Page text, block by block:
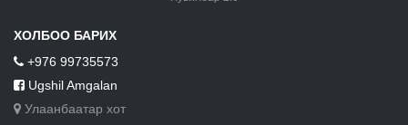
ХОЛБОО БАРИХ
+976 99735573
Ugshil Amgalan
Улаанбаатар хот